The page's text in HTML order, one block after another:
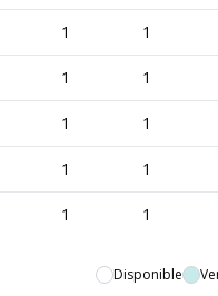
1 1
1 1
1 1
1 1
1 1
Disponible